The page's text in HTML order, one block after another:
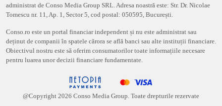
administrat de Conso Media Group SRL. Adresa noastră este: Str. Dr. Nicolae
Tomescu nr. 11, Ap. 1, Sector 5, cod postal: 050595, București.
Conso.ro este un portal financiar independent și nu este administrat sau
deținut de companii în spatele cărora se află banci sau alte instituții financiare.
Obiectivul nostru este să oferim consumatorilor toate informațiile necesare
pentru luarea unor decizii financiare fundamentate.
@Copyright 2026 Conso Media Group. Toate drepturile rezervate